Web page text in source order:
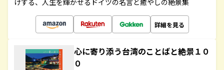
けする、人生を輝かせるドイツの名言と癒やしの絶景集
詳細を見る
心に寄り添う台湾のことばと絶景１０
０